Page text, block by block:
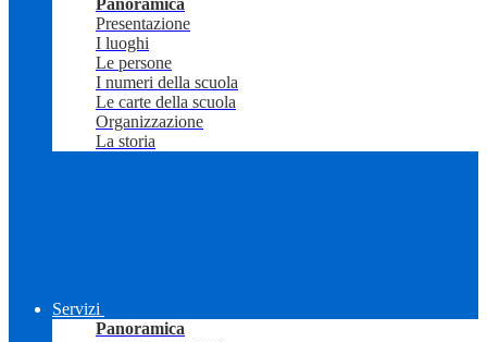
Panoramica
Presentazione
I luoghi
Le persone
I numeri della scuola
Le carte della scuola
Organizzazione
La storia
Servizi
Panoramica